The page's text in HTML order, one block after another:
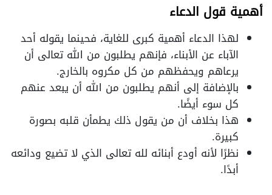
أهمية قول الدعاء
لهذا الدعاء أهمية كبرى للغاية، فحينما يقوله أحد
الآباء عن الأبناء، فإنهم يطلبون من الله تعالى أن
يرعاهم ويحفظهم من كل مكروه بالخارج.
بالإضافة إلى أنهم يطلبون من الله أن يبعد عنهم
كل سوء أيضًا.
هذا بخلاف أن من يقول ذلك يطمأن قلبه بصورة
كبيرة.
نظرًا لأنه أودع أبنائه لله تعالى الذي لا تضيع ودائعه
أبدًا.